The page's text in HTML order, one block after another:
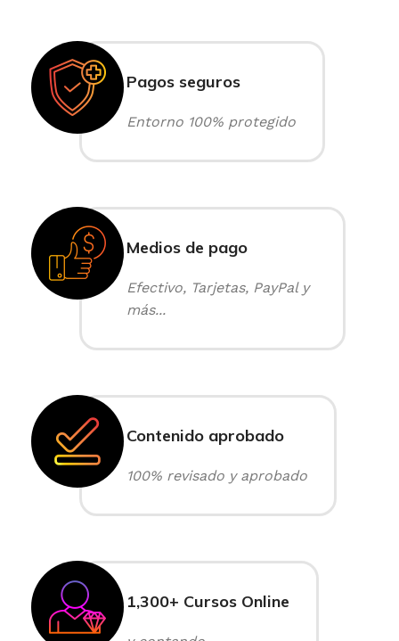
Pagos seguros
Entorno 100% protegido
Medios de pago
Efectivo, Tarjetas, PayPal y
más...
Contenido aprobado
100% revisado y aprobado
1,300+ Cursos Online